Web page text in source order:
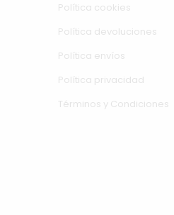
Política cookies
Política devoluciones
Política envíos
Política privacidad
Términos y Condiciones